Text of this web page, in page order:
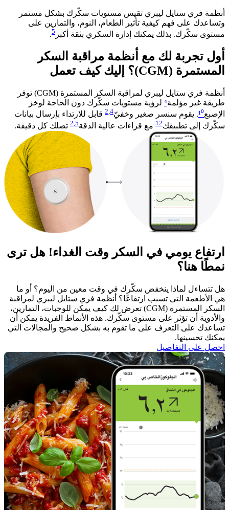
أنظمة فري ستايل ليبري تقيس مستويات سكّرك بشكل مستمر
وتساعدك على فهم كيفية تأثير الطعام، النوم، والتمارين على
مستوى سكّرك. بذلك يمكنك إدارة السكري بثقة أكبر 5
. ​
أول تجربة لك مع أنظمة مراقبة السكر
المستمرة (CGM)؟ إليك كيف تعمل​
أنظمة فري ستايل ليبري لمراقبة السكر المستمرة (CGM) توفر
طريقة غير مؤلمة⁴ لرؤية مستويات سكّرك دون الحاجة لوخز
الإصبع¹⁰. يقوم سنسر صغير وخفيّ 2,4
قابل للارتداء بإرسال بيانات
سكّرك إلى تطبيقك12 مع قراءات عالية الدقة 2,5 تصلك كل دقيقة.​
ارتفاع يومي في السكر وقت الغداء! هل ترى
نمطًا هنا؟
هل تتساءل لماذا ينخفض سكّرك في وقت معين من اليوم؟ أو ما
هي الأطعمة التي تسبب ارتفاعًا؟ أنظمة فري ستايل ليبري لمراقبة
السكر المستمرة (CGM) تعرض لك كيف يمكن للوجبات، التمارين،
والأدوية أن تؤثر على مستوى سكّرك. هذه الأنماط الفريدة يمكن أن
تساعدك على التعرف على ما تقوم به بشكل صحيح والمجالات التي
يمكنك تحسينها. ​
احصل على التفاصيل